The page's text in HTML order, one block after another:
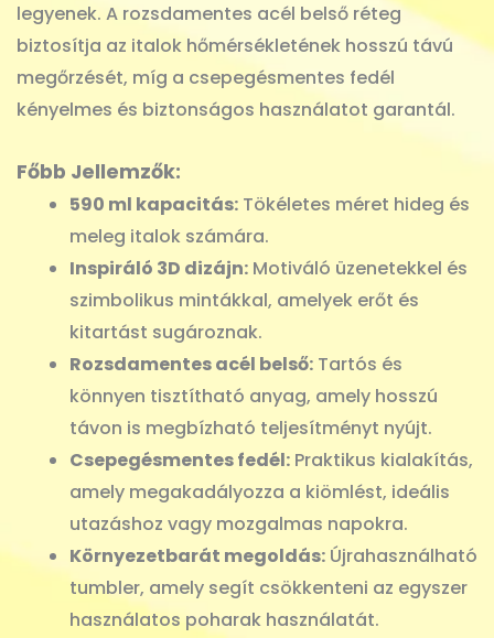
legyenek. A rozsdamentes acél belső réteg
biztosítja az italok hőmérsékletének hosszú távú
megőrzését, míg a csepegésmentes fedél
kényelmes és biztonságos használatot garantál.
Főbb Jellemzők:
590 ml kapacitás: Tökéletes méret hideg és
meleg italok számára.
Inspiráló 3D dizájn: Motiváló üzenetekkel és
szimbolikus mintákkal, amelyek erőt és
kitartást sugároznak.
Rozsdamentes acél belső: Tartós és
könnyen tisztítható anyag, amely hosszú
távon is megbízható teljesítményt nyújt.
Csepegésmentes fedél: Praktikus kialakítás,
amely megakadályozza a kiömlést, ideális
utazáshoz vagy mozgalmas napokra.
Környezetbarát megoldás: Újrahasználható
tumbler, amely segít csökkenteni az egyszer
használatos poharak használatát.